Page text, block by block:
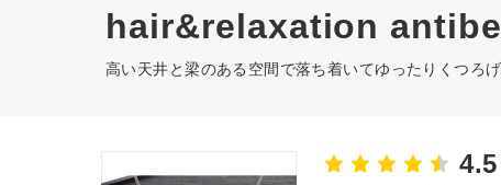
hair&relaxation
高い天井と梁のある空間で落ち着いてゆったりくつろ
4.5